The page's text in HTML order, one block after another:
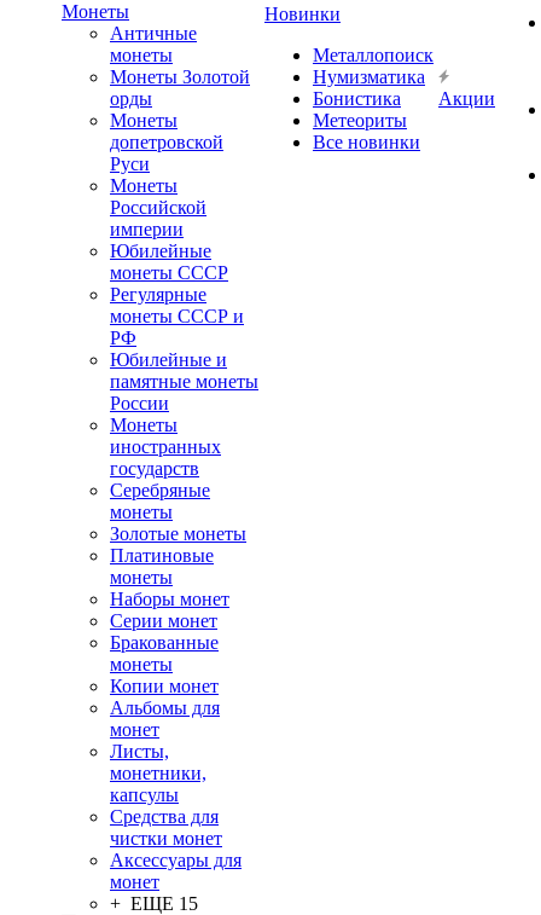
Монеты
Античные
монеты
Монеты Золотой
орды
Монеты
допетровской
Руси
Монеты
Российской
империи
Юбилейные
монеты СССР
Регулярные
монеты СССР и
РФ
Юбилейные и
памятные монеты
России
Монеты
иностранных
государств
Серебряные
монеты
Золотые монеты
Платиновые
монеты
Наборы монет
Серии монет
Бракованные
монеты
Копии монет
Альбомы для
монет
Листы,
монетники,
капсулы
Средства для
чистки монет
Аксессуары для
монет
+ ЕЩЕ 15
Новинки
Металлопоиск
Нумизматика
Бонистика
Метеориты
Все новинки
Акции